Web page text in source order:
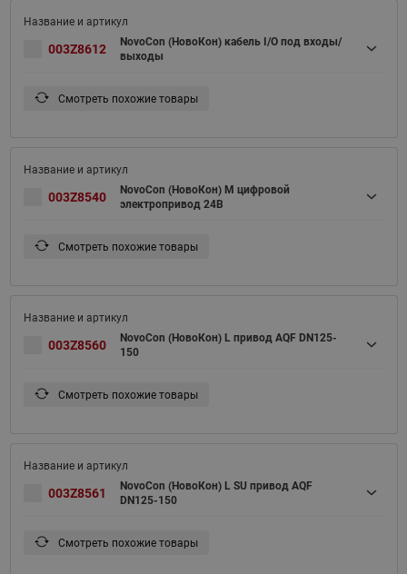
003Z8612
NovoCon (НовоКон) кабель I/O под входы/
выходы
Смотреть похожие товары
003Z8540
NovoCon (НовоКон) M цифровой
электропривод 24В
Смотреть похожие товары
003Z8560
NovoCon (НовоКон) L привод AQF DN125-
150
Смотреть похожие товары
003Z8561
NovoCon (НовоКон) L SU привод AQF
DN125-150
Смотреть похожие товары